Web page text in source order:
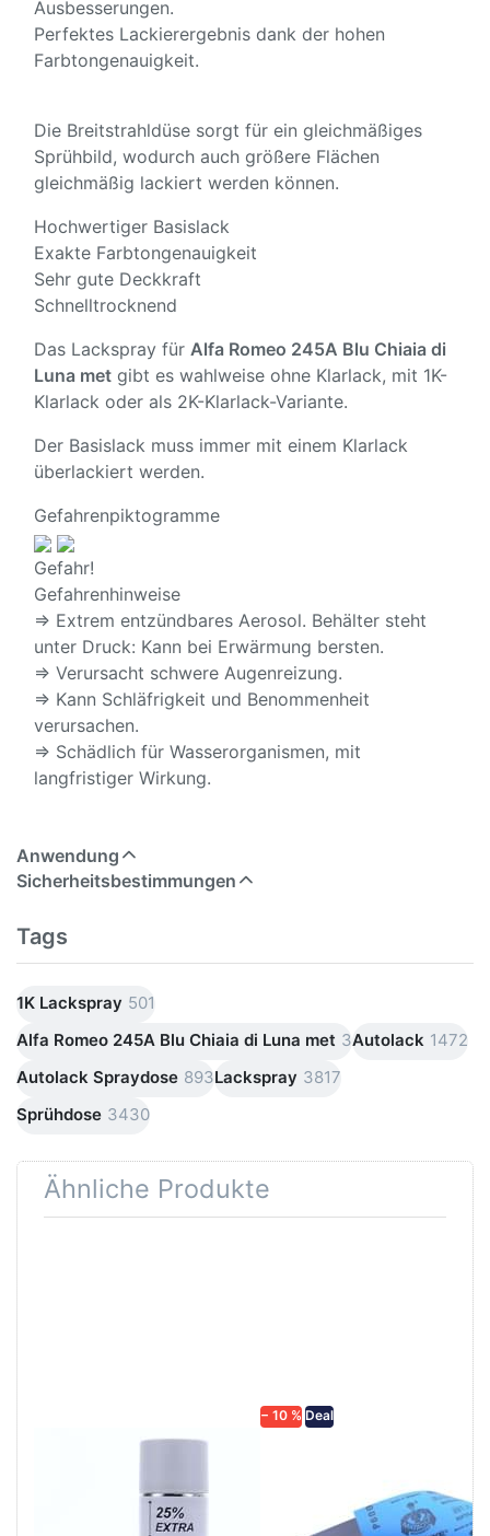
Ausbesserungen.
Perfektes Lackierergebnis dank der hohen
Farbtongenauigkeit.
Die Breitstrahldüse sorgt für ein gleichmäßiges
Sprühbild, wodurch auch größere Flächen
gleichmäßig lackiert werden können.
Hochwertiger Basislack
Exakte Farbtongenauigkeit
Sehr gute Deckkraft
Schnelltrocknend
Das Lackspray für Alfa Romeo 245A Blu Chiaia di
Luna met gibt es wahlweise ohne Klarlack, mit 1K-
Klarlack oder als 2K-Klarlack-Variante.
Der Basislack muss immer mit einem Klarlack
überlackiert werden.
Gefahrenpiktogramme
Gefahr!
Gefahrenhinweise
⇒ Extrem entzündbares Aerosol. Behälter steht
unter Druck: Kann bei Erwärmung bersten.
⇒ Verursacht schwere Augenreizung.
⇒ Kann Schläfrigkeit und Benommenheit
verursachen.
⇒ Schädlich für Wasserorganismen, mit
langfristiger Wirkung.
Anwendung
Sicherheitsbestimmungen
Tags
1K Lackspray 501
Alfa Romeo 245A Blu Chiaia di Luna met 3Autolack 1472
Autolack Spraydose 893Lackspray 3817
Sprühdose 3430
Ähnliche Produkte
− 10 % Deal
diversen Körnungen
Nass-Schleifpapier zur nass